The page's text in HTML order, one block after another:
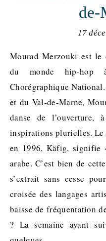
de-
17
Mourad Merzouki est le deuxième chorégraphe issus
du monde hip-hop
Chorégraphique
et du Val-de-Marne,
danse de
inspirations plurielles. Le
en 1996, Käfig, signifie
arabe. C’est bien de
s’extrait sans cesse
croisée des langages
baisse de fréquentation
? La semaine ayant